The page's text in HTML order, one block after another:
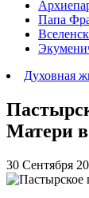
Папа
Духовная
Матери
30 Сентября